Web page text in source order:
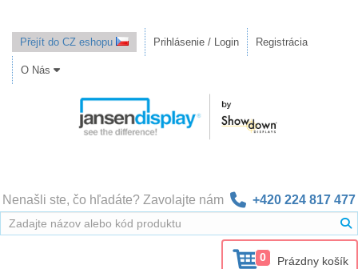
Přejít do CZ eshopu Prihlásenie / Login Registrácia
O Nás
Nenašli ste, čo hľadáte? Zavolajte nám +420 224 817 477
0 Prázdny košík